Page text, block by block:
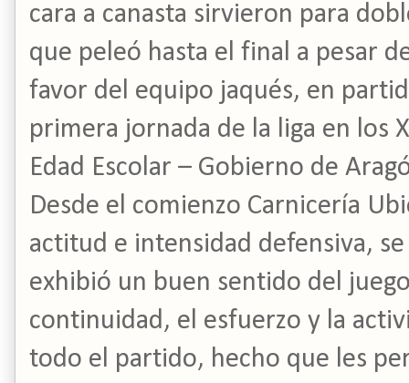
cara a canasta sirvieron para
que peleó hasta el final a pesar
favor del equipo jaqués, en
primera jornada de la liga en los
Edad Escolar – Gobierno de
Desde el comienzo Carnicería
actitud e intensidad defensiva,
exhibió un buen sentido del
continuidad, el esfuerzo y la
todo el partido, hecho que les